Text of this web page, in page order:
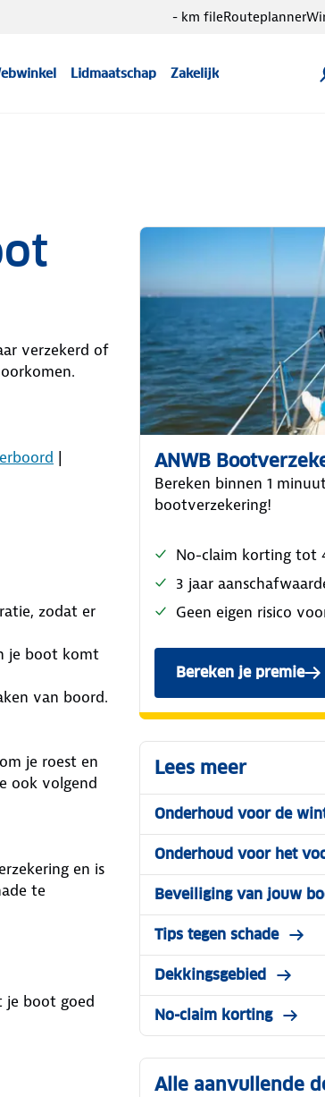
Lidmaatschap Zakelijk
- km fileRouteplanner
verzekerd of
|
zodat er
je boot komt
van boord.
je roest en
ook volgend
en is
te
je boot goed
ANWB
Bereken binnen 1
bootverzekering!
No-claim korting tot
3 jaar
Geen eigen risico
Bereken je premie
van
Lees meer
Onderhoud voor de
Onderhoud voor het
Beveiliging van jouw
Tips tegen schade
Dekkingsgebied
No-claim korting
Alle aanvullende